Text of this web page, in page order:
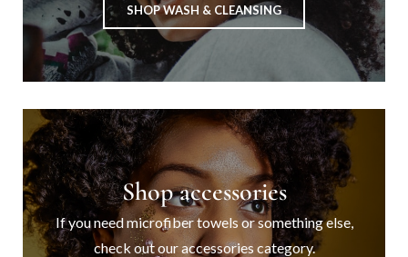
SHOP WASH & CLEANSING
Shop accessories
If you need microfiber towels or something else,
check out our accessories category.